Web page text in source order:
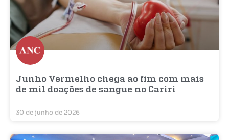
Junho Vermelho chega ao fim com mais
de mil doações de sangue no Cariri
30 de junho de 2026